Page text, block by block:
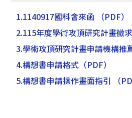
1.1140917國科會來函
（PDF）
2.115年度學術攻頂研究計畫徵
3.學術攻頂研究計畫申請機構推
4.構想書申請格式 （PDF）
5.構想書申請操作畫面指引
（